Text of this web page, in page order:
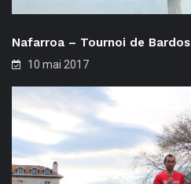
Nafarroa – Tournoi de Bardos
10 mai 2017